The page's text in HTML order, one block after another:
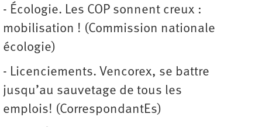
- Écologie. Les COP sonnent creux :
mobilisation ! (Commission nationale
écologie)
- Licenciements. Vencorex, se battre
jusqu’au sauvetage de tous les
emplois! (CorrespondantEs)